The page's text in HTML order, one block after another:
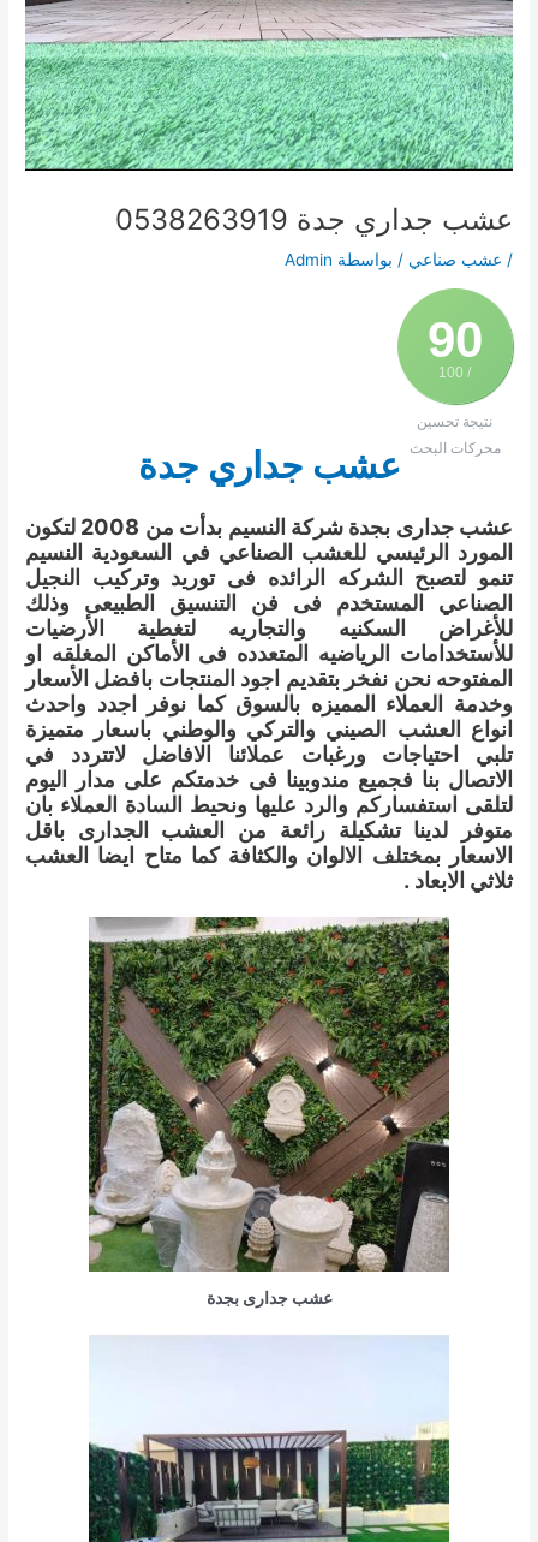
عشب جداري جدة 0538263919
/ عشب صناعي / بواسطة Admin
90
/ 100
نتيجة تحسين
محركات البحث
عشب جداري جدة
عشب جدارى بجدة شركة النسيم بدأت من 2008 لتكون
المورد الرئيسي للعشب الصناعي في السعودية النسيم
تنمو لتصبح الشركه الرائده فى توريد وتركيب النجيل
الصناعي المستخدم فى فن التنسيق الطبيعى وذلك
للأغراض السكنيه والتجاريه لتغطية الأرضيات
للأستخدامات الرياضيه المتعدده فى الأماكن المغلقه او
المفتوحه نحن نفخر بتقديم اجود المنتجات بافضل الأسعار
وخدمة العملاء المميزه بالسوق كما نوفر اجدد واحدث
انواع العشب الصيني والتركي والوطني باسعار متميزة
تلبي احتياجات ورغبات عملائنا الافاضل لاتتردد في
الاتصال بنا فجميع مندوبينا فى خدمتكم على مدار اليوم
لتلقى استفساركم والرد عليها ونحيط السادة العملاء بان
متوفر لدينا تشكيلة رائعة من العشب الجدارى باقل
الاسعار بمختلف الالوان والكثافة كما متاح ايضا العشب
ثلاثي الابعاد .
عشب جدارى بجدة